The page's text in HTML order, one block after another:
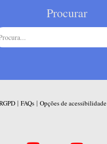
Procurar
| FAQs | Opções de acessibilidade